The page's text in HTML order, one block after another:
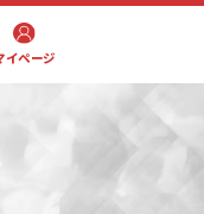
イページ